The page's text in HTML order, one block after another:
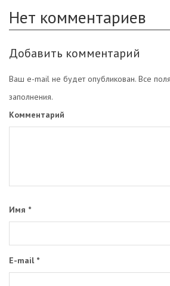
Нет комментариев
Добавить комментарий
Ваш e-mail не будет опубликован. Все
заполнения.
Комментарий
Имя *
E-mail *